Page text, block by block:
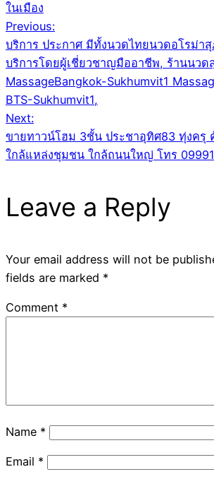
ในเมือง
Post
navigation
Previous:
บริการ ประกาศ มีทั้งนวดไทยนวดอโรม่า
บริการโดยผู้เชี่ยวชาญมืออาชีพ, ร้านนวด
MassageBangkok-Sukhumvit1
BTS-Sukhumvit1,
Next:
ขายทาวน์โฮม 3ชั้น ประชาอุทิศ83 ทุ่งครุ
ใกล้แหล่งชุมชน ใกล้ถนนใหญ่ โทร
Leave a Reply
Your email address will not be
fields are marked *
Comment *
Name *
Email *